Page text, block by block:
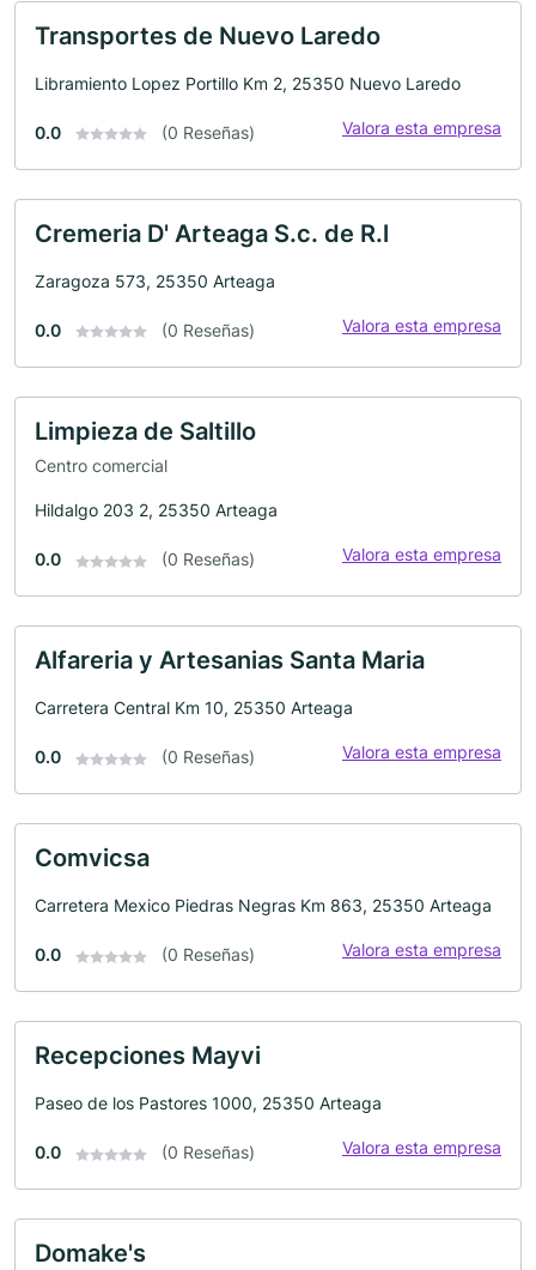
Transportes de Nuevo Laredo
Libramiento Lopez Portillo Km 2, 25350 Nuevo Laredo
0.0 (0 Reseñas) Valora esta empresa
Cremeria D' Arteaga S.c. de R.l
Zaragoza 573, 25350 Arteaga
0.0 (0 Reseñas) Valora esta empresa
Limpieza de Saltillo
Centro comercial
Hildalgo 203 2, 25350 Arteaga
0.0 (0 Reseñas) Valora esta empresa
Alfareria y Artesanias Santa Maria
Carretera Central Km 10, 25350 Arteaga
0.0 (0 Reseñas) Valora esta empresa
Comvicsa
Carretera Mexico Piedras Negras Km 863, 25350 Arteaga
0.0 (0 Reseñas) Valora esta empresa
Recepciones Mayvi
Paseo de los Pastores 1000, 25350 Arteaga
0.0 (0 Reseñas) Valora esta empresa
Domake's